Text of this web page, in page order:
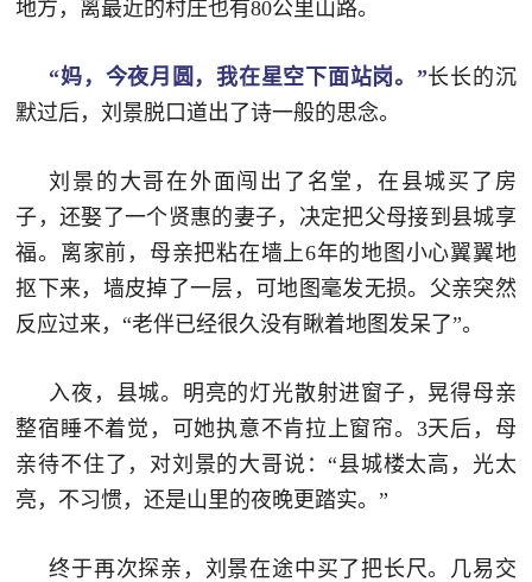
英
雄
范
退
役
军
风
役
军
地方，离最近的村庄也有80公里山路。
“妈，今夜月圆，我在星空下面站岗。”长长的沉
默过后，刘景脱口道出了诗一般的思念。
刘景的大哥在外面闯出了名堂，在县城买了房
子，还娶了一个贤惠的妻子，决定把父母接到县城享
福。离家前，母亲把粘在墙上6年的地图小心翼翼地
抠下来，墙皮掉了一层，可地图毫发无损。父亲突然
反应过来，“老伴已经很久没有瞅着地图发呆了”。
入夜，县城。明亮的灯光散射进窗子，晃得母亲
整宿睡不着觉，可她执意不肯拉上窗帘。3天后，母
亲待不住了，对刘景的大哥说：“县城楼太高，光太
亮，不习惯，还是山里的夜晚更踏实。”
终于再次探亲，刘景在途中买了把长尺。几易交